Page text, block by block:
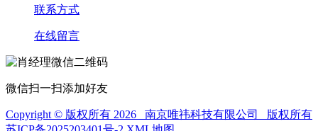
联系方式
在线留言
微信扫一扫添加好友
Copyright © 版权所有 2026 南京唯祎科技有限公司 版权所有